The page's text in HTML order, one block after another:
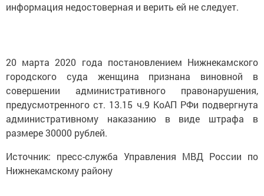
информация недостоверная и верить ей не следует.
20 марта 2020 года постановлением Нижнекамского
городского суда женщина признана виновной в
совершении административного правонарушения,
предусмотренного ст. 13.15 ч.9 КоАП РФи подвергнута
административному наказанию в виде штрафа в
размере 30000 рублей.
Источник: пресс-служба Управления МВД России по
Нижнекамскому району